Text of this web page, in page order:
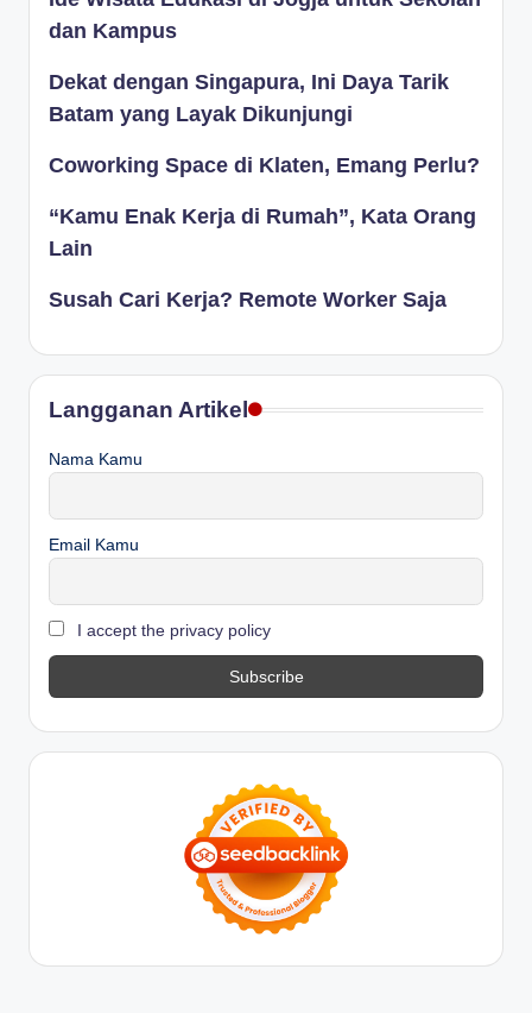
dan Kampus
Dekat dengan Singapura, Ini Daya Tarik
Batam yang Layak Dikunjungi
Coworking Space di Klaten, Emang Perlu?
“Kamu Enak Kerja di Rumah”, Kata Orang
Lain
Susah Cari Kerja? Remote Worker Saja
Langganan Artikel
Nama Kamu
Email Kamu
I accept the privacy policy